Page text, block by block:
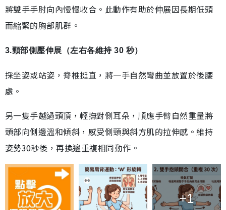
將雙手手肘向內慢慢收合。此動作有助於伸展因長期低頭
而縮緊的胸部肌群。
3.頸部側壓伸展（左右各維持 30 秒）
採坐姿或站姿，脊椎挺直，將一手自然彎曲並放置於後腰
處。
另一隻手越過頭頂，輕撫對側耳朵，順應手臂自然重量將
頭部向側邊溫和傾斜，感受側頸與斜方肌的拉伸感。維持
姿勢30秒後，再換邊重複相同動作。
+1